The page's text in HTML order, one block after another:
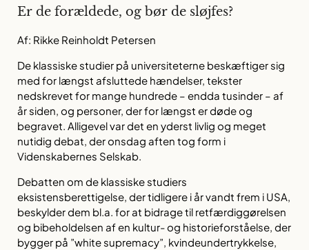
Er de forældede, og bør de sløjfes?
Af: Rikke Reinholdt Petersen
De klassiske studier på universiteterne beskæftiger sig
med for længst afsluttede hændelser, tekster
nedskrevet for mange hundrede – endda tusinder – af
år siden, og personer, der for længst er døde og
begravet. Alligevel var det en yderst livlig og meget
nutidig debat, der onsdag aften tog form i
Videnskabernes Selskab.
Debatten om de klassiske studiers
eksistensberettigelse, der tidligere i år vandt frem i USA,
beskylder dem bl.a. for at bidrage til retfærdiggørelsen
og bibeholdelsen af en kultur- og historieforståelse, der
bygger på ”white supremacy”, kvindeundertrykkelse,